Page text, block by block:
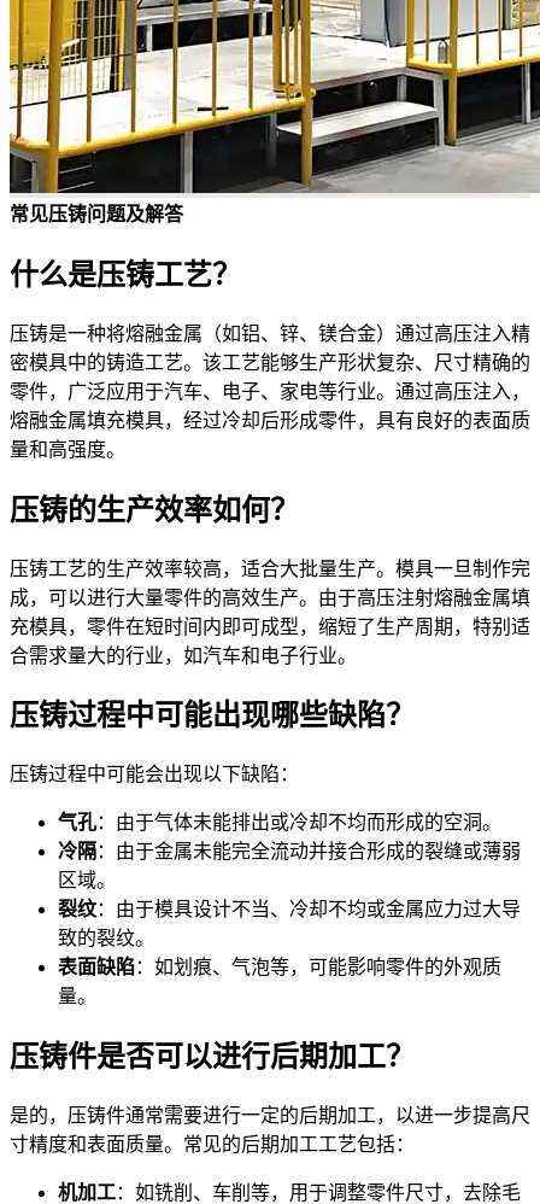
常见压铸问题及解答
什么是压铸工艺？
压铸是一种将熔融金属（如铝、锌、镁合金）通过高压注入精
密模具中的铸造工艺。该工艺能够生产形状复杂、尺寸精确的
零件，广泛应用于汽车、电子、家电等行业。通过高压注入，
熔融金属填充模具，经过冷却后形成零件，具有良好的表面质
量和高强度。
压铸的生产效率如何？
压铸工艺的生产效率较高，适合大批量生产。模具一旦制作完
成，可以进行大量零件的高效生产。由于高压注射熔融金属填
充模具，零件在短时间内即可成型，缩短了生产周期，特别适
合需求量大的行业，如汽车和电子行业。
压铸过程中可能出现哪些缺陷？
压铸过程中可能会出现以下缺陷：
气孔：由于气体未能排出或冷却不均而形成的空洞。
冷隔：由于金属未能完全流动并接合形成的裂缝或薄弱
区域。
裂纹：由于模具设计不当、冷却不均或金属应力过大导
致的裂纹。
表面缺陷：如划痕、气泡等，可能影响零件的外观质
量。
压铸件是否可以进行后期加工？
是的，压铸件通常需要进行一定的后期加工，以进一步提高尺
寸精度和表面质量。常见的后期加工工艺包括：
机加工：如铣削、车削等，用于调整零件尺寸，去除毛